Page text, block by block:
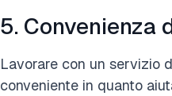
5. Convenienza
Lavorare con un servizio
conveniente in quanto